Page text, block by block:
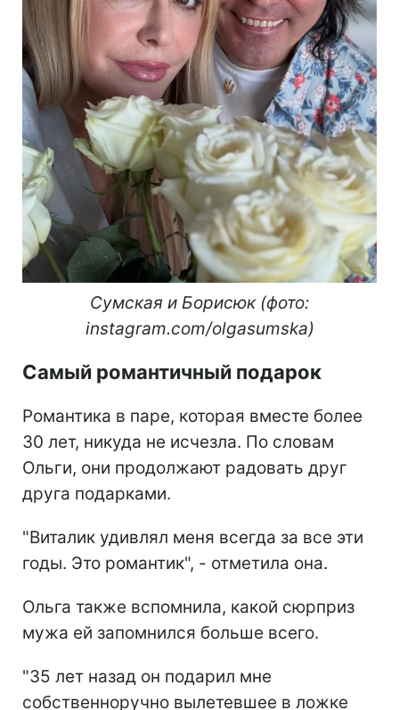
Сумская и Борисюк (фото:
instagram.com/olgasumska)
Самый романтичный подарок
Романтика в паре, которая вместе более
30 лет, никуда не исчезла. По словам
Ольги, они продолжают радовать друг
друга подарками.
"Виталик удивлял меня всегда за все эти
годы. Это романтик", - отметила она.
Ольга также вспомнила, какой сюрприз
мужа ей запомнился больше всего.
"35 лет назад он подарил мне
собственноручно вылетевшее в ложке